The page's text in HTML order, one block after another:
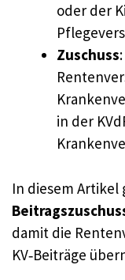
oder der
Zuschuss
in der
In diesem Artikel
damit die
KV‑Beiträge